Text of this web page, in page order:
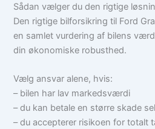
Sådan vælger du den rigtige
Den rigtige bilforsikring til Ford
en samlet vurdering af bilens
din økonomiske robusthed.
Vælg ansvar alene, hvis:
– bilen har lav markedsværdi
– du kan betale en større skade
– du accepterer risikoen for totalt